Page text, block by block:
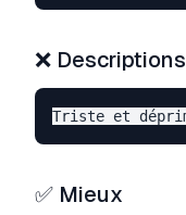
❌
✅ Mieux